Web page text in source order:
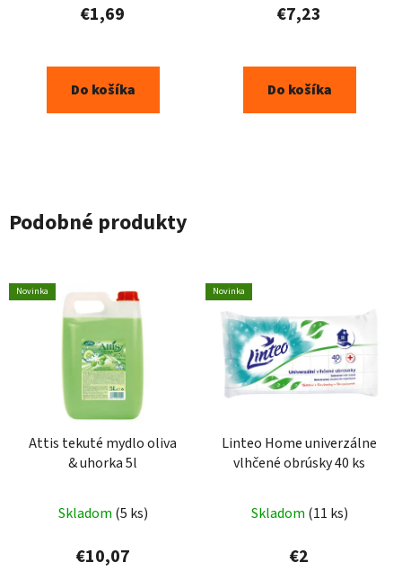
€1,69
Do košíka
€7,23
Do košíka
Podobné produkty
Novinka
Attis tekuté mydlo oliva
& uhorka 5l
Skladom (5 ks)
€10,07
Novinka
Linteo Home univerzálne
vlhčené obrúsky 40 ks
Skladom (11 ks)
€2